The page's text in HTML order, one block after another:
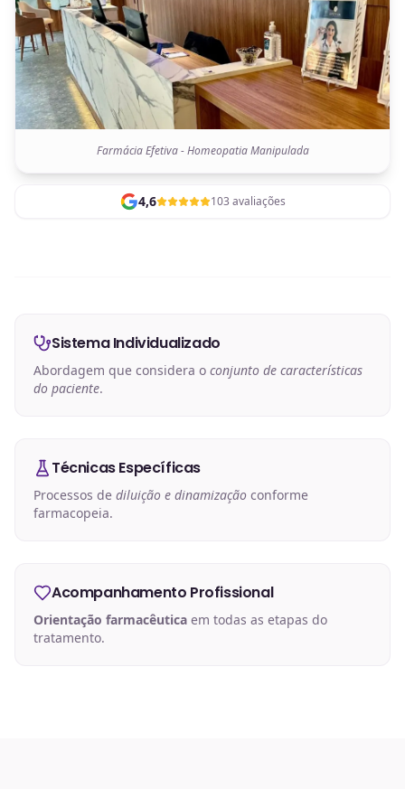
Farmácia Efetiva - Homeopatia Manipulada
4,6 103 avaliações
Sistema Individualizado
Abordagem que considera o conjunto de características
do paciente.
Técnicas Específicas
Processos de diluição e dinamização conforme
farmacopeia.
Acompanhamento Profissional
Orientação farmacêutica em todas as etapas do
tratamento.